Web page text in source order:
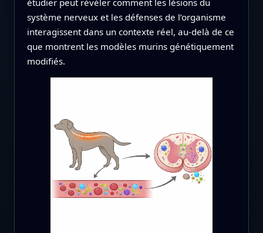
système nerveux et les défenses de l’organisme
interagissent dans un contexte réel, au-delà de ce
que montrent les modèles murins génétiquement
modifiés.